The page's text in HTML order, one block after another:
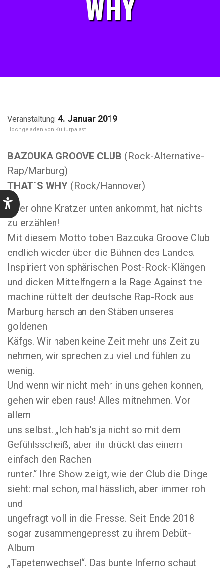
4. Januar 2019
Kulturpalast
BAZOUKA GROOVE CLUB (Rock-Alternative-
Rap/Marburg)
THAT`S WHY (Rock/Hannover)
„Wer ohne Kratzer unten ankommt, hat nichts
zu erzählen!
Mit diesem Motto toben Bazouka Groove Club
endlich wieder über die Bühnen des Landes.
Inspiriert von sphärischen Post-Rock-Klängen
und dicken Mittelfngern a la Rage Against the
machine rüttelt der deutsche Rap-Rock aus
Marburg harsch an den Stäben unseres
goldenen
Käfgs. Wir haben keine Zeit mehr uns Zeit zu
nehmen, wir sprechen zu viel und fühlen zu
wenig.
Und wenn wir nicht mehr in uns gehen konnen,
gehen wir eben raus! Alles mitnehmen. Vor
allem
uns selbst. „Ich hab’s ja nicht so mit dem
Gefühlsscheiß, aber ihr drückt das einem
einfach den Rachen
runter.“ Ihre Show zeigt, wie der Club die Dinge
sieht: mal schon, mal hässlich, aber immer roh
und
ungefragt voll in die Fresse. Seit Ende 2018
sogar zusammengepresst zu ihrem Debüt-
Album
„Tapetenwechsel“. Das bunte Inferno schaut